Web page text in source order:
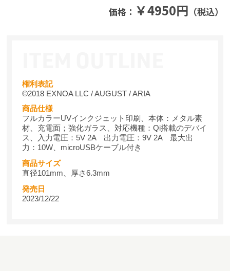
価格： ￥4950円 （税込）
権利表記
©2018 EXNOA LLC / AUGUST / ARIA
商品仕様
フルカラーUVインクジェット印刷、本体：メタル素
材、充電面；強化ガラス、対応機種：Qi搭載のデバイ
ス、入力電圧：5V 2A 出力電圧：9V 2A 最大出
力：10W、microUSBケーブル付き
商品サイズ
直径101mm、厚さ6.3mm
発売日
2023/12/22